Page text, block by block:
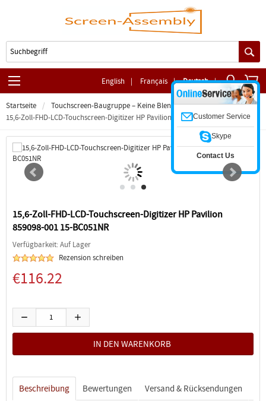
English | Français | Deutsch |
Startseite
Touchscreen-Baugruppe – Keine Blende
15,6-Zoll-FHD-LCD-Touchscreen-Digitizer HP Pavilion 859098-001 15-BC051NR
15,6-Zoll-FHD-LCD-Touchscreen-Digitizer HP Pavilion
859098-001 15-BC051NR
Verfügbarkeit: Auf Lager
Rezension schreiben
€116.22
Beschreibung Bewertungen Versand & Rücksendungen
Customer Service
Skype
Contact Us